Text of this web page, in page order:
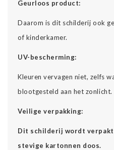
Geurloos product:
Daarom is dit schilderij ook
of kinderkamer.
UV-bescherming:
Kleuren vervagen niet, zelfs
blootgesteld aan het zonlicht.
Veilige verpakking:
Dit schilderij wordt
stevige kartonnen doos.